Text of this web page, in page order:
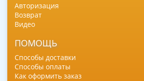
Авторизация
Возврат
Видео
ПОМОЩЬ
Способы доставки
Способы оплаты
Как оформить заказ